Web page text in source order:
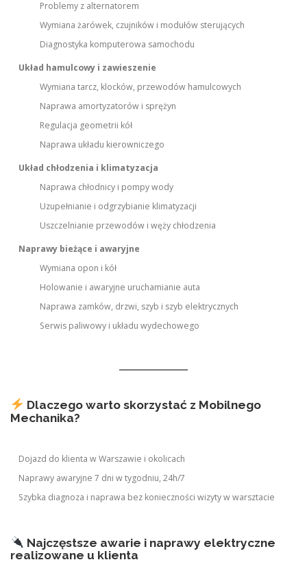
Problemy z alternatorem
Wymiana żarówek, czujników i modułów sterujących
Diagnostyka komputerowa samochodu
Układ hamulcowy i zawieszenie
Wymiana tarcz, klocków, przewodów hamulcowych
Naprawa amortyzatorów i sprężyn
Regulacja geometrii kół
Naprawa układu kierowniczego
Układ chłodzenia i klimatyzacja
Naprawa chłodnicy i pompy wody
Uzupełnianie i odgrzybianie klimatyzacji
Uszczelnianie przewodów i węży chłodzenia
Naprawy bieżące i awaryjne
Wymiana opon i kół
Holowanie i awaryjne uruchamianie auta
Naprawa zamków, drzwi, szyb i szyb elektrycznych
Serwis paliwowy i układu wydechowego
Dlaczego warto skorzystać z Mobilnego
Mechanika?
Dojazd do klienta w Warszawie i okolicach
Naprawy awaryjne 7 dni w tygodniu, 24h/7
Szybka diagnoza i naprawa bez konieczności wizyty w warsztacie
Najczęstsze awarie i naprawy elektryczne
realizowane u klienta